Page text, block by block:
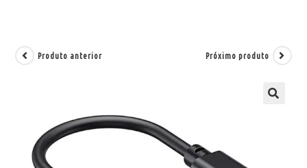
Produto anterior Próximo produto